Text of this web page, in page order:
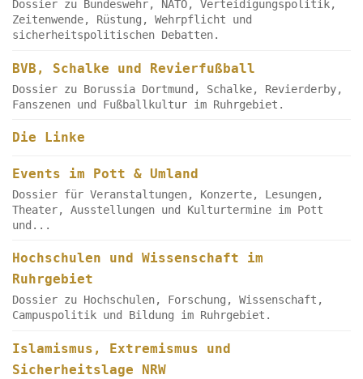
Dossier zu Bundeswehr, NATO, Verteidigungspolitik,
Zeitenwende, Rüstung, Wehrpflicht und
sicherheitspolitischen Debatten.
BVB, Schalke und Revierfußball
Dossier zu Borussia Dortmund, Schalke, Revierderby,
Fanszenen und Fußballkultur im Ruhrgebiet.
Die Linke
Events im Pott & Umland
Dossier für Veranstaltungen, Konzerte, Lesungen,
Theater, Ausstellungen und Kulturtermine im Pott
und...
Hochschulen und Wissenschaft im
Ruhrgebiet
Dossier zu Hochschulen, Forschung, Wissenschaft,
Campuspolitik und Bildung im Ruhrgebiet.
Islamismus, Extremismus und
Sicherheitslage NRW